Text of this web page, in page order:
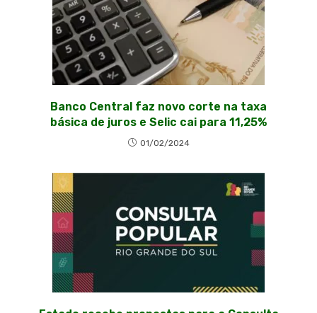
Banco Central faz novo corte na taxa
básica de juros e Selic cai para 11,25%
01/02/2024